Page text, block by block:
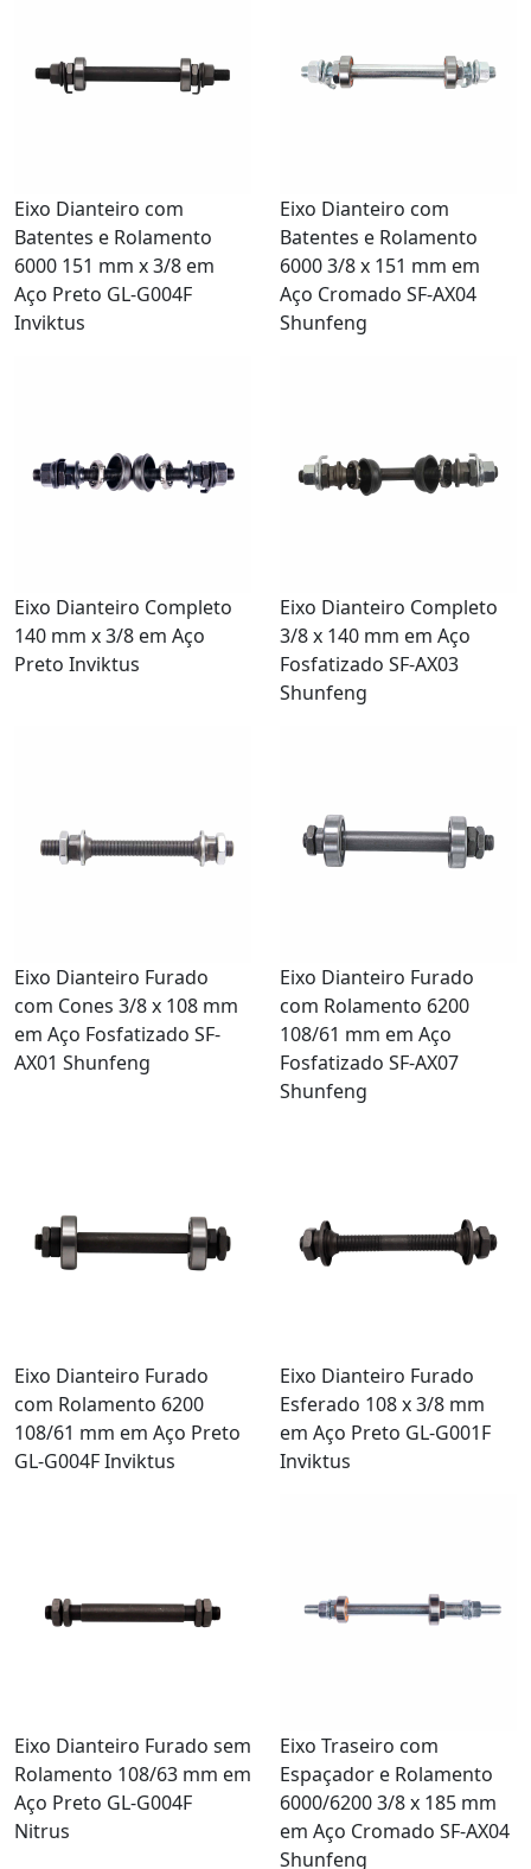
Eixo Dianteiro com
Batentes e Rolamento
6000 151 mm x 3/8 em
Aço Preto GL-G004F
Inviktus
Eixo Dianteiro com
Batentes e Rolamento
6000 3/8 x 151 mm em
Aço Cromado SF-AX04
Shunfeng
Eixo Dianteiro Completo
140 mm x 3/8 em Aço
Preto Inviktus
Eixo Dianteiro Completo
3/8 x 140 mm em Aço
Fosfatizado SF-AX03
Shunfeng
Eixo Dianteiro Furado
com Cones 3/8 x 108 mm
em Aço Fosfatizado SF-
AX01 Shunfeng
Eixo Dianteiro Furado
com Rolamento 6200
108/61 mm em Aço
Fosfatizado SF-AX07
Shunfeng
Eixo Dianteiro Furado
com Rolamento 6200
108/61 mm em Aço Preto
GL-G004F Inviktus
Eixo Dianteiro Furado
Esferado 108 x 3/8 mm
em Aço Preto GL-G001F
Inviktus
Eixo Dianteiro Furado sem
Rolamento 108/63 mm em
Aço Preto GL-G004F
Nitrus
Eixo Traseiro com
Espaçador e Rolamento
6000/6200 3/8 x 185 mm
em Aço Cromado SF-AX04
Shunfeng